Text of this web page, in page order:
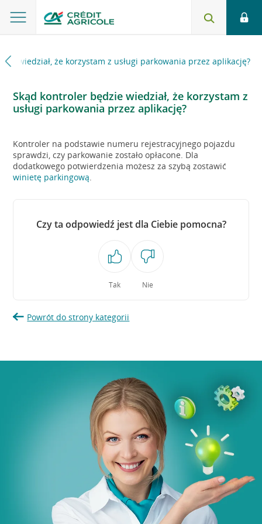
wiedział, że korzystam z usługi parkowania przez aplikację?
Skąd kontroler będzie wiedział, że korzystam z
usługi parkowania przez aplikację?
Kontroler na podstawie numeru rejestracyjnego pojazdu
sprawdzi, czy parkowanie zostało opłacone. Dla
dodatkowego potwierdzenia możesz za szybą zostawić
winietę parkingową.
Czy ta odpowiedź jest dla Ciebie pomocna?
Tak Nie
Powrót do strony kategorii